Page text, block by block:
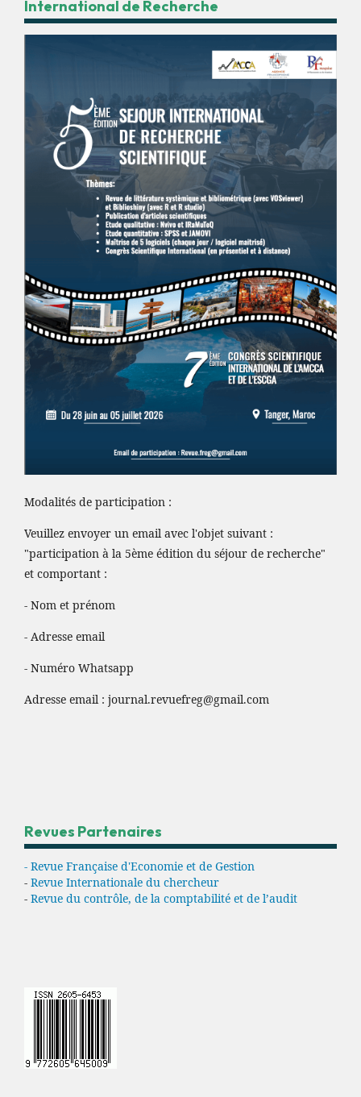
International de Recherche
Modalités de participation :
Veuillez envoyer un email avec l'objet suivant :
"participation à la 5ème édition du séjour de recherche"
et comportant :
- Nom et prénom
- Adresse email
- Numéro Whatsapp
Adresse email : journal.revuefreg@gmail.com
Revues Partenaires
- Revue Française d'Economie et de Gestion
- Revue Internationale du chercheur
- Revue du contrôle, de la comptabilité et de l’audit